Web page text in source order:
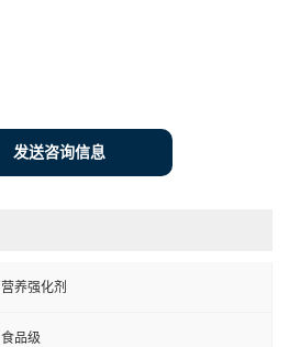
发送咨询信息
营养强化剂
食品级